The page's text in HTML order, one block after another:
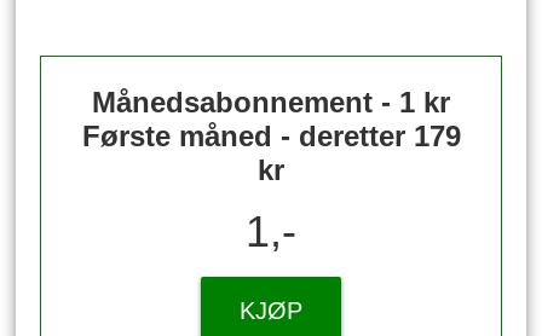
Månedsabonnement - 1 kr
Første måned - deretter 179
kr
1,-
KJØP